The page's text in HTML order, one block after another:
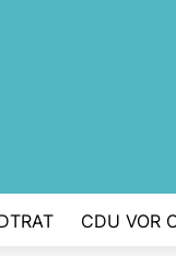
CDU VOR